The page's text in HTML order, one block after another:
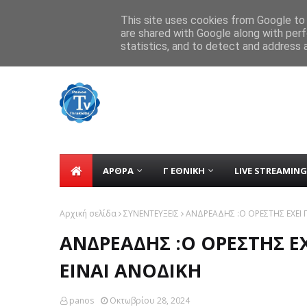
Δήμος Σαββόπουλος: «Δεν λέω
ΑΡΘΡΑ Γ ΕΘΝΙΚΗ LIVE STREAMING
Αρχική σελίδα ΣΥΝΕΝΤΕΥΞΕΙΣ ΑΝΔΡΕΑΔΗΣ :O ΟΡΕΣΤΗΣ ΕΧΕΙ
ΑΝΔΡΕΑΔΗΣ :O ΟΡΕΣΤΗΣ
ΕΙΝΑΙ ΑΝΟΔΙΚΗ
panos Οκτωβρίου 28, 2024
This site uses cookies from Google
are shared with Google along with
statistics, and to detect and address